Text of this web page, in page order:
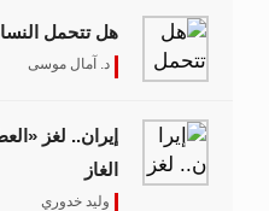
هل تتحمل النساء
د. آمال موسى
إيران.. لغز
الغاز
وليد خدوري